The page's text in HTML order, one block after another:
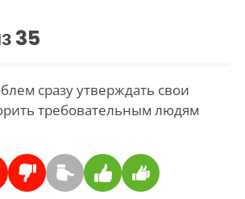
35
сразу утверждать свои
требовательным людям